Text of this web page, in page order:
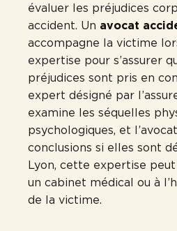
évaluer les préjudices
accident. Un avocat
accompagne la victime
expertise pour s’assurer
préjudices sont pris en
expert désigné par
examine les séquelles
psychologiques, et
conclusions si elles sont
Lyon, cette expertise
un cabinet médical ou à
de la victime.